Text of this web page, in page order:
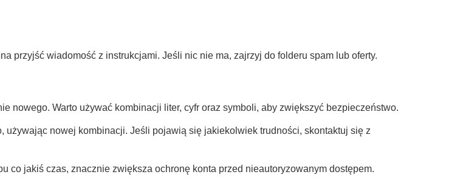
przyjść wiadomość z instrukcjami. Jeśli nic nie ma, zajrzyj do folderu spam lub oferty.
nowego. Warto używać kombinacji liter, cyfr oraz symboli, aby zwiększyć bezpieczeństwo.
nowej kombinacji. Jeśli pojawią się jakiekolwiek trudności, skontaktuj się z
co jakiś czas, znacznie zwiększa ochronę konta przed nieautoryzowanym dostępem.